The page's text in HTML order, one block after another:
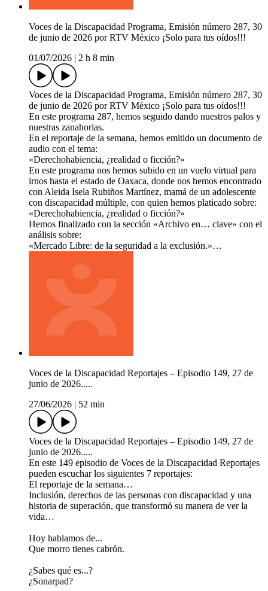
Voces de la Discapacidad Programa, Emisión número 287, 30
de junio de 2026 por RTV México ¡Solo para tus oídos!!!
01/07/2026
2 h 8 min
Voces de la Discapacidad Programa, Emisión número 287, 30
de junio de 2026 por RTV México ¡Solo para tus oídos!!!
En este programa 287, hemos seguido dando nuestros palos y
nuestras zanahorias.
En el reportaje de la semana, hemos emitido un documento de
audio con el tema:
«Derechohabiencia, ¿realidad o ficción?»
En este programa nos hemos subido en un vuelo virtual para
irnos hasta el estado de Oaxaca, donde nos hemos encontrado
con Aleida Isela Rubiños Martínez, mamá de un adolescente
con discapacidad múltiple, con quien hemos platicado sobre:
«Derechohabiencia, ¿realidad o ficción?»
Hemos finalizado con la sección «Archivo en… clave» con el
análisis sobre:
«Mercado Libre: de la seguridad a la exclusión.»…
Voces de la Discapacidad Reportajes – Episodio 149, 27 de
junio de 2026.....
27/06/2026
52 min
Voces de la Discapacidad Reportajes – Episodio 149, 27 de
junio de 2026.....
En este 149 episodio de Voces de la Discapacidad Reportajes
pueden escuchar los siguientes 7 reportajes:
El reportaje de la semana…
Inclusión, derechos de las personas con discapacidad y una
historia de superación, que transformó su manera de ver la
vida…
Hoy hablamos de...
Que morro tienes cabrón.
¿Sabes qué es...?
¿Sonarpad?